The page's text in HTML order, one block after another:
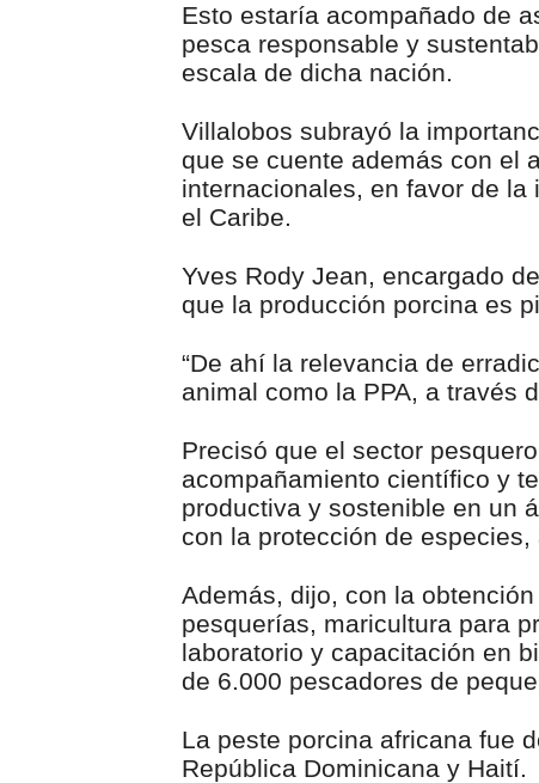
Esto estaría acompañado de
pesca responsable y
escala de dicha nación.
Villalobos subrayó la
que se cuente además con el
internacionales, en favor de
el Caribe.
Yves Rody Jean, encargado
que la producción porcina es
“De ahí la relevancia de
animal como la PPA, a través
Precisó que el sector
acompañamiento científico y
productiva y sostenible en un
con la protección de
Además, dijo, con la
pesquerías, maricultura para
laboratorio y capacitación en
de 6.000 pescadores de
La peste porcina africana fue
República Dominicana y Haití.